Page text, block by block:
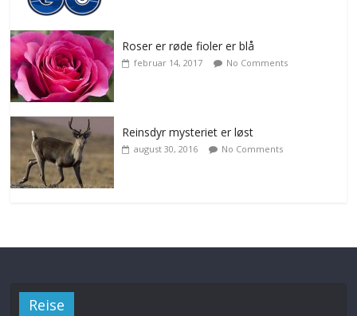
Roser er røde fioler er blå
februar 14, 2017 No Comments
Reinsdyr mysteriet er løst
august 30, 2016 No Comments
Reise